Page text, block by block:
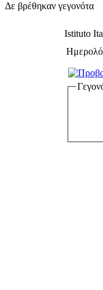
Δε βρέθηκαν γεγονότα
Istituto